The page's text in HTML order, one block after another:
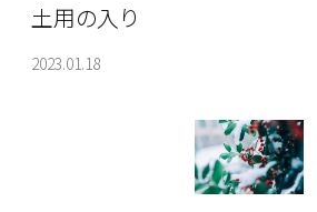
土用の入り
2023.01.18